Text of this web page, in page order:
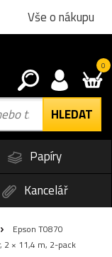
Vše o nákupu
0
Papíry
Kancelář
Epson T0870
2 × 11,4 m, 2-pack